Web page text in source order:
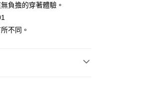
負擔的穿著體驗。
不同。